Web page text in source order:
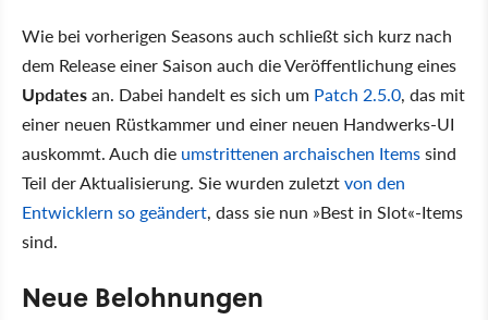
Wie bei vorherigen Seasons auch schließt sich kurz nach
dem Release einer Saison auch die Veröffentlichung eines
Updatesan. Dabei handelt es sich um Patch 2.5.0, das mit
einer neuen Rüstkammer und einer neuen Handwerks-UI
auskommt. Auch die umstrittenen archaischen Itemssind
Teil der Aktualisierung. Sie wurden zuletztvon den
Entwicklern so geändert, dass sie nun »Best in Slot«-Items
sind.
Neue Belohnungen